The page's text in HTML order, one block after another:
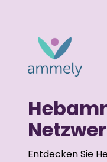
Entdecken Sie